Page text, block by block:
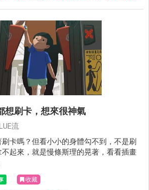
想刷卡，想來很神氣
流
卡嗎？但看小小的身體勾不到，不是刷
起來，就是慢條斯理的晃著，看看插畫
收藏